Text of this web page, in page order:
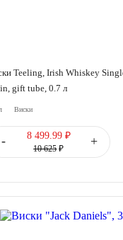
Teeling, Irish Whiskey
gift tube, 0.7 л
Виски
- 8 499.99 ₽
10 625₽
+